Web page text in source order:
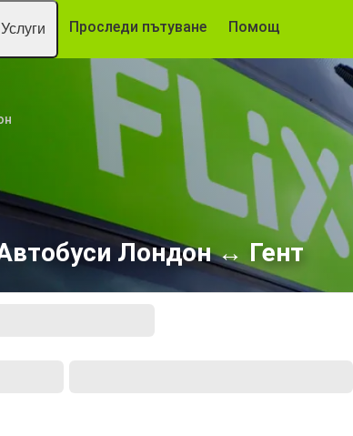
Услуги Проследи пътуване Помощ
Лондон ↔ Гент